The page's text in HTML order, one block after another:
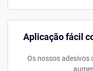
Aplicação fácil
Os nossos adesivos